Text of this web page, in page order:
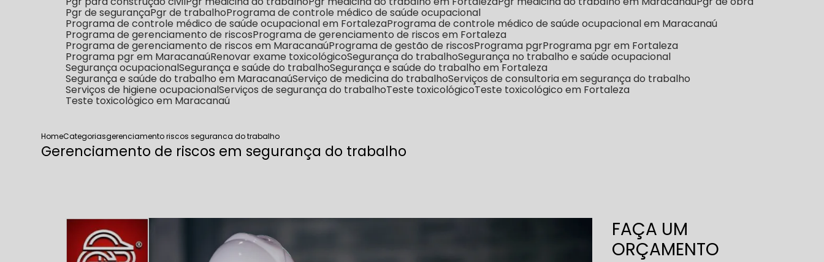
Pgr de segurança Pgr de trabalho Programa de controle médico de saúde ocupacional
Programa de controle médico de saúde ocupacional em Fortaleza Programa de controle médico de saúde ocupacional em Maracanaú
Programa de gerenciamento de riscos Programa de gerenciamento de riscos em Fortaleza
Programa de gerenciamento de riscos em Maracanaú Programa de gestão de riscos Programa pgr Programa pgr em Fortaleza
Programa pgr em Maracanaú Renovar exame toxicológico Segurança do trabalho Segurança no trabalho e saúde ocupacional
Segurança ocupacional Segurança e saúde do trabalho Segurança e saúde do trabalho em Fortaleza
Segurança e saúde do trabalho em Maracanaú Serviço de medicina do trabalho Serviços de consultoria em segurança do trabalho
Serviços de higiene ocupacional Serviços de segurança do trabalho Teste toxicológico Teste toxicológico em Fortaleza
Teste toxicológico em Maracanaú
HomeCategoriasgerenciamento riscos seguranca do trabalho
Gerenciamento de riscos em segurança do trabalho
FAÇA UM
ORÇAMENTO